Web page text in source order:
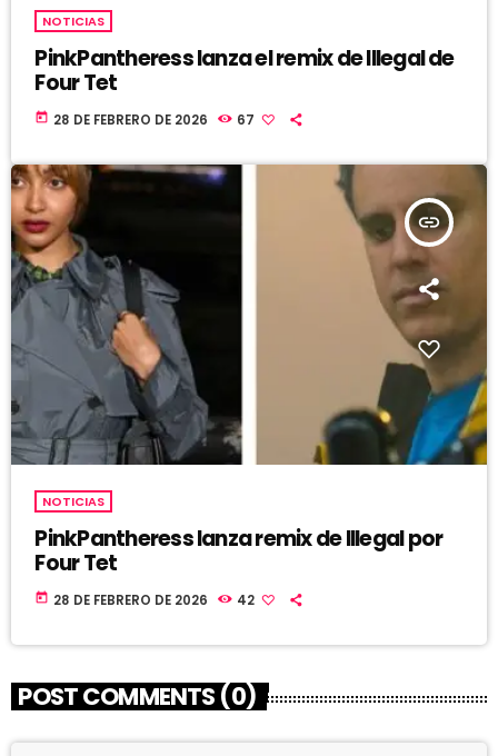
NOTICIAS
PinkPantheress lanza el remix de Illegal de
Four Tet
today 28 DE FEBRERO DE 2026 67
insert_link
NOTICIAS
PinkPantheress lanza remix de Illegal por
Four Tet
today 28 DE FEBRERO DE 2026 42
POST COMMENTS (0)